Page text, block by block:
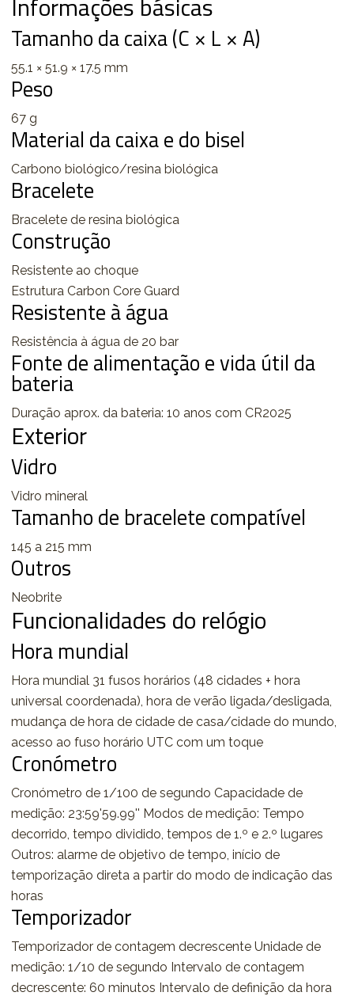
Tamanho da caixa (C × L × A)
55.1 × 51.9 × 17.5 mm
Peso
67 g
Material da caixa e do bisel
Carbono biológico/resina biológica
Bracelete
Bracelete de resina biológica
Construção
Resistente ao choque
Estrutura Carbon Core Guard
Resistente à água
Resistência à água de 20 bar
Fonte de alimentação e vida útil da
bateria
Duração aprox. da bateria: 10 anos com CR2025
Exterior
Vidro
Vidro mineral
Tamanho de bracelete compatível
145 a 215 mm
Outros
Neobrite
Funcionalidades do relógio
Hora mundial
Hora mundial 31 fusos horários (48 cidades + hora
universal coordenada), hora de verão ligada/desligada,
mudança de hora de cidade de casa/cidade do mundo,
acesso ao fuso horário UTC com um toque
Cronómetro
Cronómetro de 1/100 de segundo Capacidade de
medição: 23:59'59.99'' Modos de medição: Tempo
decorrido, tempo dividido, tempos de 1.º e 2.º lugares
Outros: alarme de objetivo de tempo, início de
temporização direta a partir do modo de indicação das
horas
Temporizador
Temporizador de contagem decrescente Unidade de
medição: 1/10 de segundo Intervalo de contagem
decrescente: 60 minutos Intervalo de definição da hora